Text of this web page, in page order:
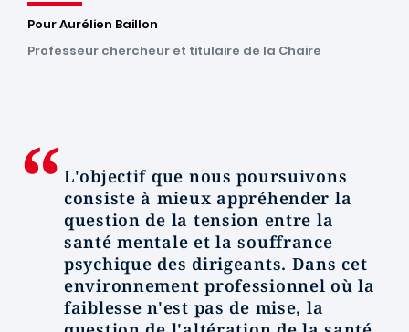
Pour Aurélien Baillon
Professeur chercheur et titulaire de la Chaire
L'objectif que nous poursuivons
consiste à mieux appréhender la
question de la tension entre la
santé mentale et la souffrance
psychique des dirigeants. Dans cet
environnement professionnel où la
faiblesse n'est pas de mise, la